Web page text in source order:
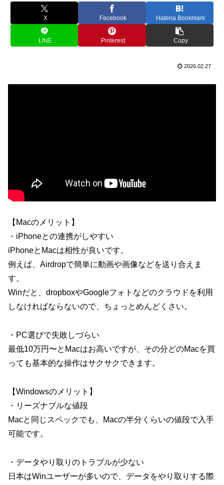
X Facebook Hatena Bookmark
LINE Pinterest Copy
2026.02.27
【Macのメリット】
・iPhoneとの連携がしやすい
iPhoneとMacは相性が良いです。
例えば、Airdropで簡単に動画や画像などを送り合えま
す。
Winだと、dropboxやGoogleフォトなどのクラウドを利用
しなければならないので、ちょっとめんどくさい。
・PC選びで失敗しづらい
最低10万円〜とMacはお高いですが、その分どのMacを買
っても基本的な操作はサクサクできます。
【Windowsのメリット】
・リーズナブルな値段
Macと同じスペックでも、Macの半分くらいの値段で入手
可能です。
・データやり取りのトラブルが少ない
日本はWinユーザーが多いので、データをやり取りする際